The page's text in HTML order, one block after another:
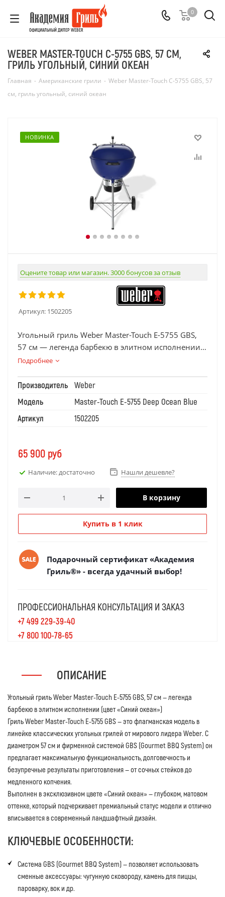
ОФИЦИАЛЬНЫЙ ДИЛЕР WEBER
0
WEBER MASTER-TOUCH C-5755 GBS, 57 СМ,
ГРИЛЬ УГОЛЬНЫЙ, СИНИЙ ОКЕАН
Главная - Американские грили - Weber Master-Touch C-5755 GBS, 57
см, гриль угольный, синий океан
НОВИНКА
Оцените товар или магазин. 3000 бонусов за отзыв
Артикул: 1502205
Угольный гриль Weber Master-Touch E-5755 GBS,
57 см — легенда барбекю в элитном исполнении
(цвет «Синий океан»)
Подробнее
Производитель
Weber
Модель
Master-Touch E-5755 Deep Ocean Blue
Артикул
1502205
65 900 руб
Наличие: достаточно Нашли дешевле?
В корзину
Купить в 1 клик
Подарочный сертификат «Академия
Гриль®» - всегда удачный выбор!
ПРОФЕССИОНАЛЬНАЯ КОНСУЛЬТАЦИЯ И ЗАКАЗ
+7 499 229-39-40
+7 800 100-78-65
ОПИСАНИЕ
Угольный гриль Weber Master-Touch E-5755 GBS, 57 см — легенда
барбекю в элитном исполнении (цвет «Синий океан»)
Гриль Weber Master-Touch E-5755 GBS — это флагманская модель в
линейке классических угольных грилей от мирового лидера Weber. С
диаметром 57 см и фирменной системой GBS (Gourmet BBQ System) он
предлагает максимальную функциональность, долговечность и
безупречные результаты приготовления — от сочных стейков до
медленного копчения.
Выполнен в эксклюзивном цвете «Синий океан» — глубоком, матовом
оттенке, который подчеркивает премиальный статус модели и отлично
вписывается в современный ландшафтный дизайн.
КЛЮЧЕВЫЕ ОСОБЕННОСТИ:
Система GBS (Gourmet BBQ System) — позволяет использовать
сменные аксессуары: чугунную сковороду, камень для пиццы,
пароварку, вок и др.